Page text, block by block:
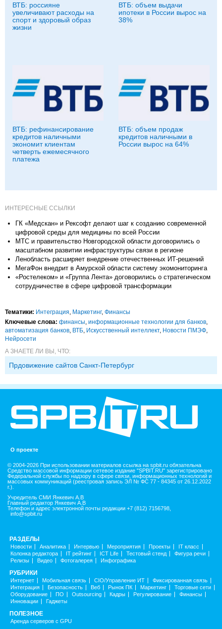
ВТБ: россияне
увеличивают расходы на
спорт и здоровый образ
жизни
ВТБ: объем выдачи
ипотеки в России вырос на
38%
ВТБ: рефинансирование
кредитов наличными
экономит клиентам
четверть ежемесячного
платежа
ВТБ: объем продаж
кредитов наличными в
России вырос на 64%
ИНТЕРЕСНЫЕ ССЫЛКИ
ГК «Медскан» и Рексофт делают шаг к созданию современной
цифровой среды для медицины по всей России
МТС и правительство Новгородской области договорились о
масштабном развитии инфраструктуры связи в регионе
Ленобласть расширяет внедрение отечественных ИТ-решений
МегаФон внедрит в Амурской области систему экомониторинга
«Ростелеком» и «Группа Лента» договорились о стратегическом
сотрудничестве в сфере цифровой трансформации
Тематики: Интеграция, Маркетинг, Финансы
Ключевые слова: финансы, информационные технологии для банков,
автоматизация банков, ВТБ, Искусственный интеллект, Новости ПМЭФ,
Нейросети
А ЗНАЕТЕ ЛИ ВЫ, ЧТО:
Прдовижение сайтов Санкт-Петербург
О проекте
© 2004-2026 При использовании материалов ссылка на spbit.ru обязательна
Средство массовой информации сетевое издание "SPBIT.RU" зарегистрировано
Федеральной службы по надзору в сфере связи, информационных технологий и
массовых коммуникаций (реестровая запись ЭЛ № ФС 77 - 84345 от 26.12.2022
г.).
Учредитель СМИ Янкевич А.В
Главный редактор Янкевич А.В
Телефон и адрес электронной почты редакции +7 (812) 7156798,
info@spbit.ru
РАЗДЕЛЫ
Новости Аналитика Интервью Мероприятия Проекты
IT класс
Колонка редактора
IT рейтинг ICT Life Тестовый стенд
Фигура речи
Релизы
Видео Фотогалерея Инфографика
РУБРИКИ
Интернет Мобильная связь CIO/Управление ИТ
Фиксированная связь
Интеграция
Безопасность Веб Рынок ПК Маркетинг
Торговые сети
Оборудование
ПО Outsourcing Кадры Регулирование
Финансы
Инновации
Гаджеты
ПОЛЕЗНОЕ
Аренда серверов с GPU